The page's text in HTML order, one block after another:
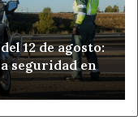
12 de agosto:
seguridad en